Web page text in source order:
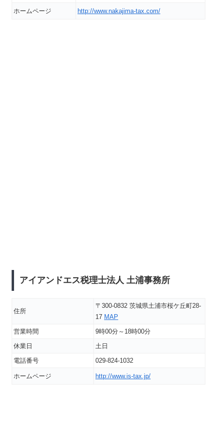
ホームページ http://www.nakajima-tax.com/
アイアンドエス税理士法人 土浦事務所
住所
〒300-0832 茨城県土浦市桜ケ丘町28-
17 MAP
営業時間
9時00分～18時00分
休業日
土日
電話番号
029-824-1032
ホームページ http://www.is-tax.jp/